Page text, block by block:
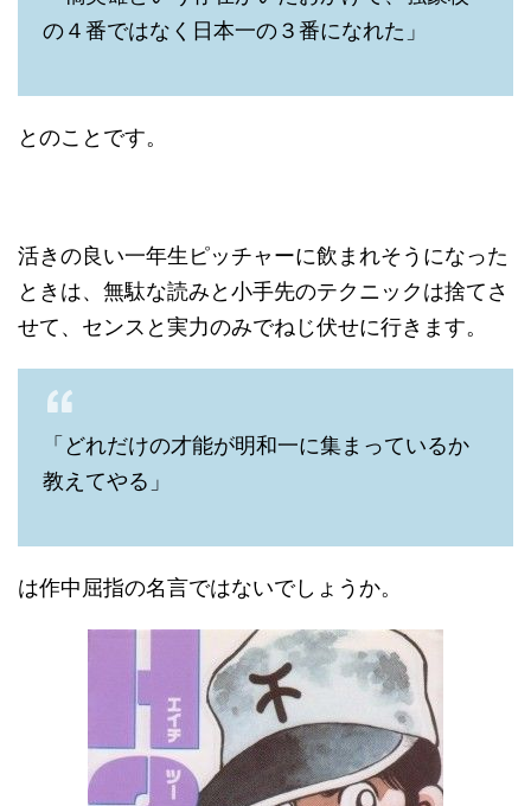
の４番ではなく日本一の３番になれた」
とのことです。
活きの良い一年生ピッチャーに飲まれそうになった
ときは、無駄な読みと小手先のテクニックは捨てさ
せて、センスと実力のみでねじ伏せに行きます。
「どれだけの才能が明和一に集まっているか
教えてやる」
は作中屈指の名言ではないでしょうか。